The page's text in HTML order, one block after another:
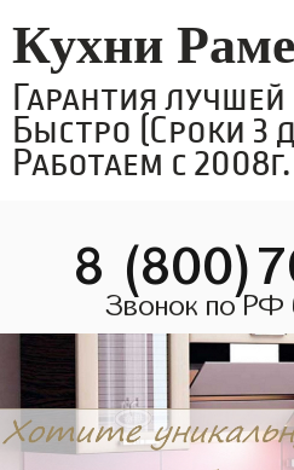
Кухни
Гарантия
Быстро (Сроки 3
Работаем с 2008г.
8
Звонок по РФ